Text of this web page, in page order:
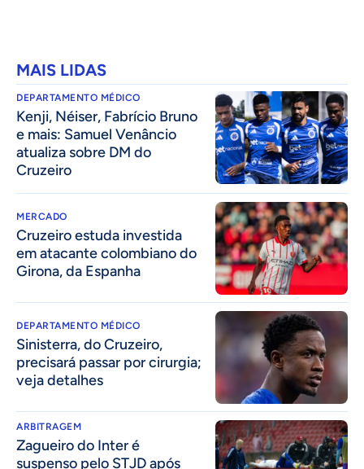
MAIS LIDAS
DEPARTAMENTO MÉDICO
Kenji, Néiser, Fabrício Bruno
e mais: Samuel Venâncio
atualiza sobre DM do
Cruzeiro
MERCADO
Cruzeiro estuda investida
em atacante colombiano do
Girona, da Espanha
DEPARTAMENTO MÉDICO
Sinisterra, do Cruzeiro,
precisará passar por cirurgia;
veja detalhes
ARBITRAGEM
Zagueiro do Inter é
suspenso pelo STJD após